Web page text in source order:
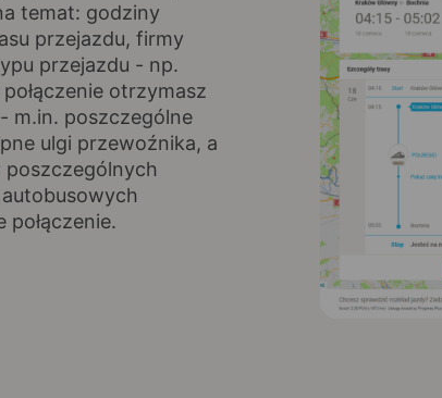
temat: godziny
przejazdu, firmy
przejazdu - np.
otrzymasz
m.in. poszczególne
ulgi przewoźnika, a
poszczególnych
połączenie.